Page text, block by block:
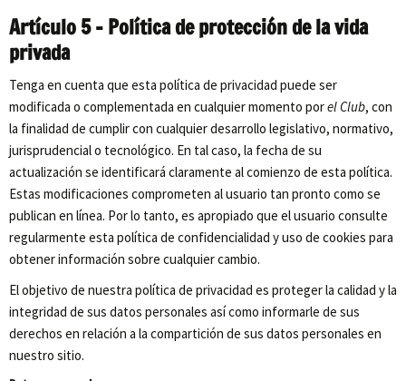
Artículo 5 – Política de protección de la vida
privada
Tenga en cuenta que esta política de privacidad puede ser
modificada o complementada en cualquier momento porel Club, con
la finalidad de cumplir con cualquier desarrollo legislativo, normativo,
jurisprudencial o tecnológico. En tal caso, la fecha de su
actualización se identificará claramente al comienzo de esta política.
Estas modificaciones comprometen al usuario tan pronto como se
publican en línea. Por lo tanto, es apropiado que el usuario consulte
regularmente esta política de confidencialidad y uso de cookies para
obtener información sobre cualquier cambio.
El objetivo de nuestra política de privacidad es proteger la calidad y la
integridad de sus datos personales así como informarle de sus
derechos en relación a la compartición de sus datos personales en
nuestro sitio.